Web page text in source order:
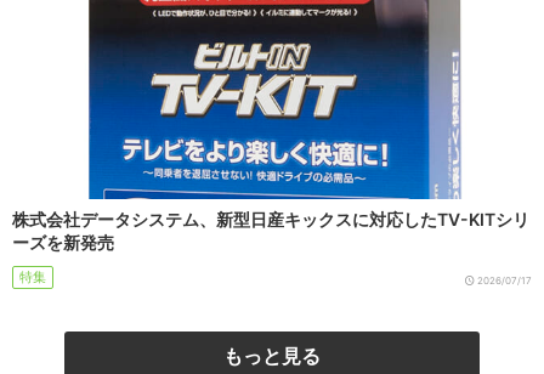
株式会社データシステム、新型日産キックスに対応したTV-KITシリ
ーズを新発売
特集 2026/07/17
もっと見る